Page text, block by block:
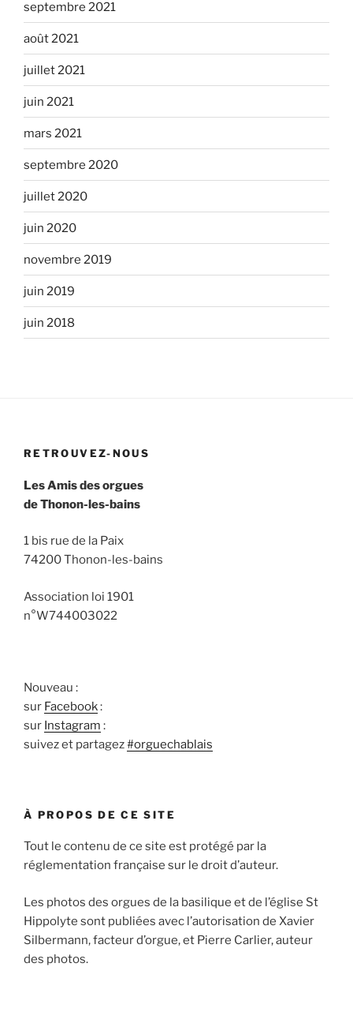
septembre 2021
août 2021
juillet 2021
juin 2021
mars 2021
septembre 2020
juillet 2020
juin 2020
novembre 2019
juin 2019
juin 2018
RETROUVEZ-NOUS
Les Amis des orgues
de Thonon-les-bains
1 bis rue de la Paix
74200 Thonon-les-bains
Association loi 1901
n°W744003022
Nouveau :
sur Facebook:
sur Instagram :
suivez et partagez#orguechablais
À PROPOS DE CE SITE
Tout le contenu de ce site est protégé par la
réglementation française sur le droit d’auteur.
Les photos des orgues de la basilique et de l’église St
Hippolyte sont publiées avec l’autorisation de Xavier
Silbermann, facteur d’orgue, et Pierre Carlier, auteur
des photos.